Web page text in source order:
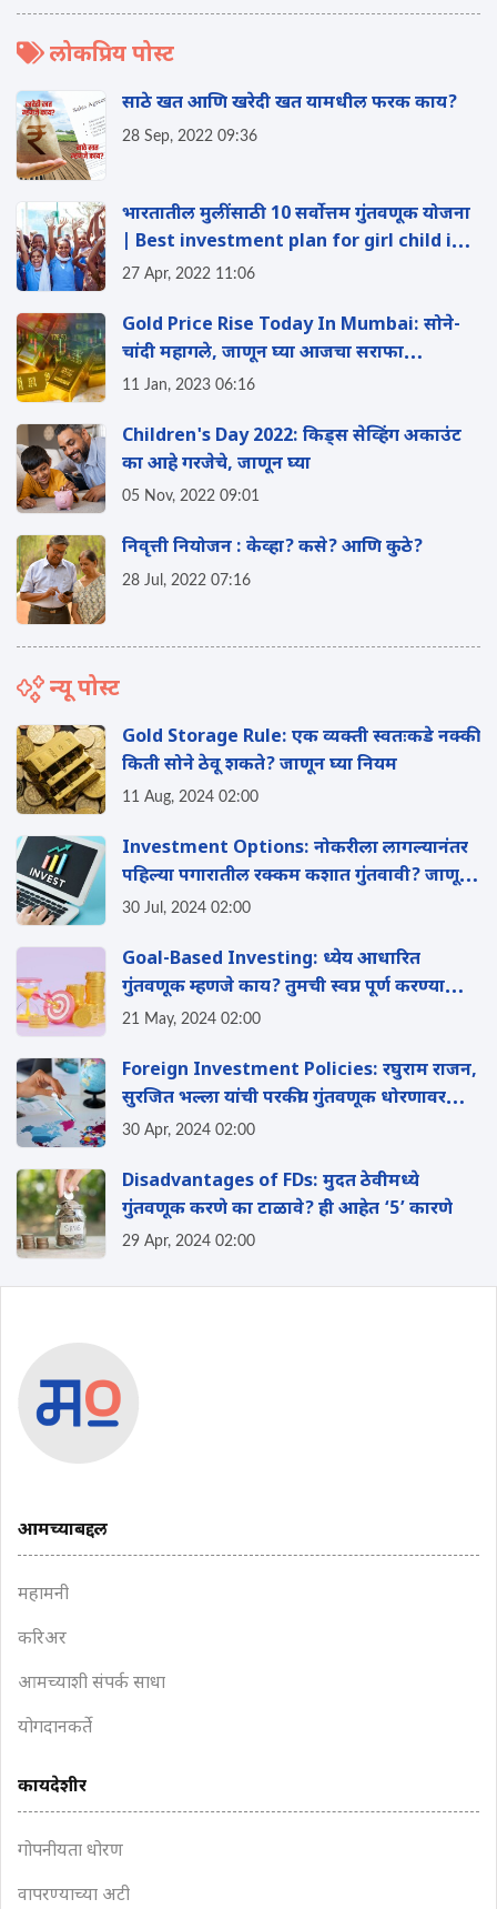
लोकप्रिय पोस्ट
साठे खत आणि खरेदी खत यामधील फरक काय?
28 Sep, 2022 09:36
भारतातील मुलींसाठी 10 सर्वोत्तम गुंतवणूक योजना
| Best investment plan for girl child in
India
27 Apr, 2022 11:06
Gold Price Rise Today In Mumbai: सोने-
चांदी महागले, जाणून घ्या आजचा सराफा
बाजारातला भाव
11 Jan, 2023 06:16
Children's Day 2022: किड्स सेव्हिंग अकाउंट
का आहे गरजेचे, जाणून घ्या
05 Nov, 2022 09:01
निवृत्ती नियोजन : केव्हा? कसे? आणि कुठे?
28 Jul, 2022 07:16
न्यू पोस्ट
Gold Storage Rule: एक व्यक्ती स्वतःकडे नक्की
किती सोने ठेवू शकते? जाणून घ्या नियम
11 Aug, 2024 02:00
Investment Options: नोकरीला लागल्यानंतर
पहिल्या पगारातील रक्कम कशात गुंतवावी? जाणून
घ्या
30 Jul, 2024 02:00
Goal-Based Investing: ध्येय आधारित
गुंतवणूक म्हणजे काय? तुमची स्वप्न पूर्ण करण्यासाठी
याचा कसा फायदा होईल? वाचा
21 May, 2024 02:00
Foreign Investment Policies: रघुराम राजन,
सुरजित भल्ला यांची परकीय गुंतवणूक धोरणावर
चर्चा, पहा संपूर्ण माहिती
30 Apr, 2024 02:00
Disadvantages of FDs: मुदत ठेवीमध्ये
गुंतवणूक करणे का टाळावे? ही आहेत ‘5’ कारणे
29 Apr, 2024 02:00
आमच्याबद्दल
महामनी
करिअर
आमच्याशी संपर्क साधा
योगदानकर्ते
कायदेशीर
गोपनीयता धोरण
वापरण्याच्या अटी